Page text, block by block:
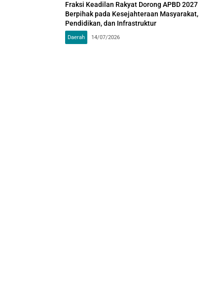
Fraksi Keadilan Rakyat Dorong APBD 2027
Berpihak pada Kesejahteraan Masyarakat,
Pendidikan, dan Infrastruktur
Daerah 14/07/2026